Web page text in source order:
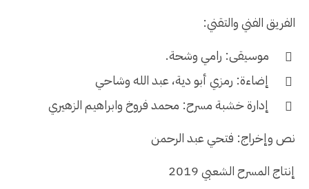
الفريق الفني والتقني:
موسيقى: رامي وشحة.
إضاءة: رمزي أبو دية، عبد الله وشاحي
إدارة خشبة مسرح: محمد فروخ وابراهيم الزهيري
نص وإخراج: فتحي عبد الرحمن
إنتاج المسرح الشعبي 2019